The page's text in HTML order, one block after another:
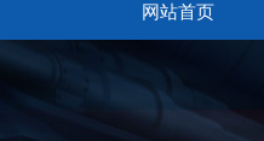
网站首页